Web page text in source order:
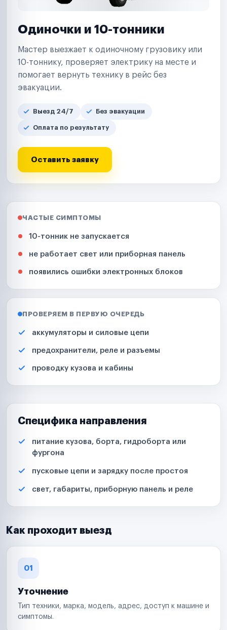
Одиночки и 10-тонники
Мастер выезжает к одиночному грузовику или
10-тоннику, проверяет электрику на месте и
помогает вернуть технику в рейс без
эвакуации.
Выезд 24/7 Без эвакуации
Оплата по результату
Оставить заявку
ЧАСТЫЕ СИМПТОМЫ
10-тонник не запускается
не работает свет или приборная панель
появились ошибки электронных блоков
ПРОВЕРЯЕМ В ПЕРВУЮ ОЧЕРЕДЬ
аккумуляторы и силовые цепи
предохранители, реле и разъемы
проводку кузова и кабины
Специфика направления
питание кузова, борта, гидроборта или
фургона
пусковые цепи и зарядку после простоя
свет, габариты, приборную панель и реле
Как проходит выезд
01
Уточнение
Тип техники, марка, модель, адрес, доступ к машине и
симптомы.